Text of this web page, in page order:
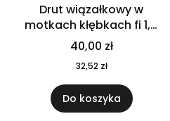
Drut wiązałkowy w
motkach kłębkach fi 1,4
mm 5 kg
40,00 zł
32,52 zł
Do koszyka